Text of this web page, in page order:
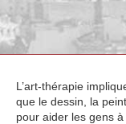
L’art-thérapie
que le dessin, la
pour aider les gens